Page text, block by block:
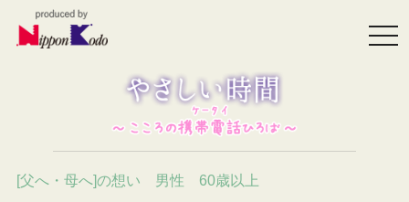
[父へ・母へ]の想い 男性 60歳以上